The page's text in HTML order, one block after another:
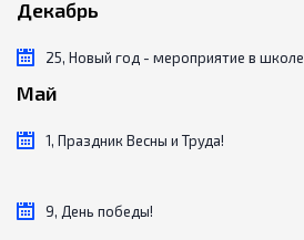
Декабрь
25, Новый год - мероприятие в школе
Май
1, Праздник Весны и Труда!
9, День победы!